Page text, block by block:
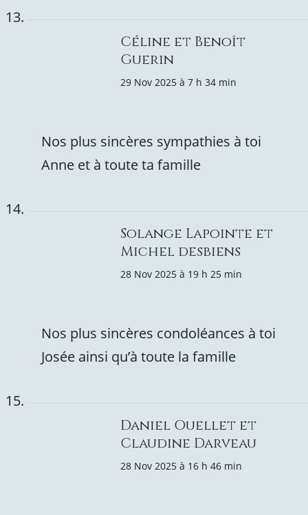
Céline et Benoît
Guerin
29 Nov 2025 à 7 h 34 min
Nos plus sincères sympathies à toi
Anne et à toute ta famille
Solange Lapointe et
Michel desbiens
28 Nov 2025 à 19 h 25 min
Nos plus sincères condoléances à toi
Josée ainsi qu’à toute la famille
Daniel Ouellet et
Claudine Darveau
28 Nov 2025 à 16 h 46 min